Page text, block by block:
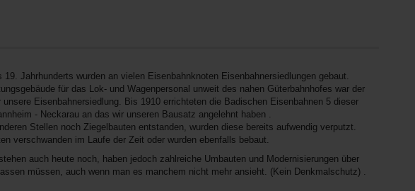
19. Jahrhunderts wurden an vielen Eisenbahnknoten Eisenbahnersiedlungen gebaut.
für das Lok- und Wagenpersonal unweit des nahen Güterbahnhofes war der
unsere Eisenbahnersiedlung. Bis 1910 errichteten die Badischen Eisenbahnen 5 dieser
- Neckarau an das wir unseren Bausatz angelehnt haben .
Stellen noch Ziegelbauten entstanden, wurden diese bereits aufwendig verputzt.
verschwanden im Laufe der Zeit oder wurden ebenfalls bebaut.
auch heute noch, haben jedoch zahlreiche Umbauten und Modernisierungen über
müssen, auch wenn man es manchem nicht mehr ansieht. (Kein Denkmalschutz) .